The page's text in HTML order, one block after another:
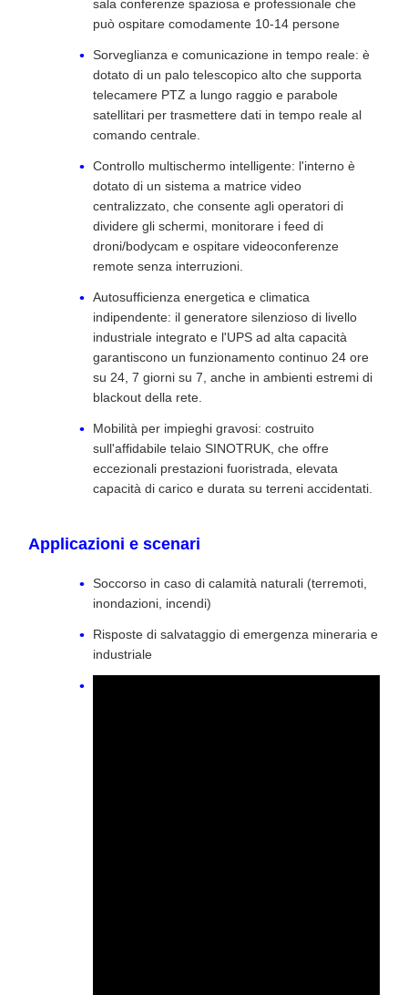
sala conferenze spaziosa e professionale che
può ospitare comodamente 10-14 persone
Sorveglianza e comunicazione in tempo reale: è
dotato di un palo telescopico alto che supporta
telecamere PTZ a lungo raggio e parabole
satellitari per trasmettere dati in tempo reale al
comando centrale.
Controllo multischermo intelligente: l'interno è
dotato di un sistema a matrice video
centralizzato, che consente agli operatori di
dividere gli schermi, monitorare i feed di
droni/bodycam e ospitare videoconferenze
remote senza interruzioni.
Autosufficienza energetica e climatica
indipendente: il generatore silenzioso di livello
industriale integrato e l'UPS ad alta capacità
garantiscono un funzionamento continuo 24 ore
su 24, 7 giorni su 7, anche in ambienti estremi di
blackout della rete.
Mobilità per impieghi gravosi: costruito
sull'affidabile telaio SINOTRUK, che offre
eccezionali prestazioni fuoristrada, elevata
capacità di carico e durata su terreni accidentati.
Applicazioni e scenari
Soccorso in caso di calamità naturali (terremoti,
inondazioni, incendi)
Risposte di salvataggio di emergenza mineraria e
industriale